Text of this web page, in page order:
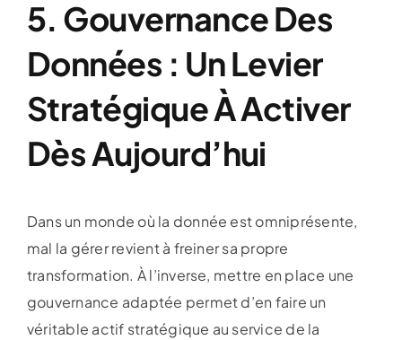
5. Gouvernance Des
Données : Un Levier
Stratégique À Activer
Dès Aujourd’hui
Dans un monde où la donnée est omniprésente,
mal la gérer revient à freiner sa propre
transformation. À l’inverse, mettre en place une
gouvernance adaptée permet d’en faire un
véritable actif stratégique au service de la